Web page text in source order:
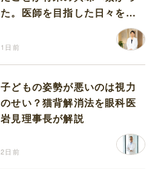
た。医師を目指した日々を振
1日前
子どもの姿勢が悪いのは視力
のせい？猫背解消法を眼科医
岩見理事長が解説
2日前